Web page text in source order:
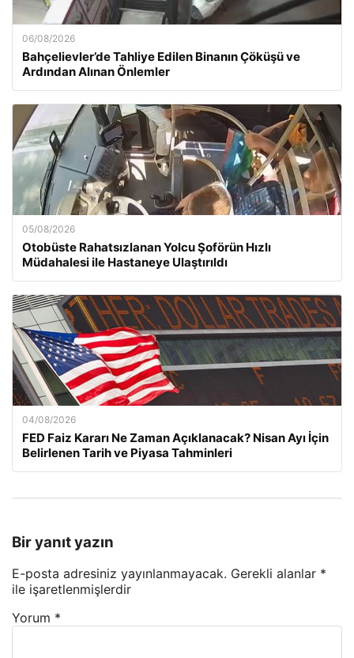
06/08/2026
Bahçelievler’de Tahliye Edilen Binanın Çöküşü ve
Ardından Alınan Önlemler
05/08/2026
Otobüste Rahatsızlanan Yolcu Şoförün Hızlı
Müdahalesi ile Hastaneye Ulaştırıldı
04/08/2026
FED Faiz Kararı Ne Zaman Açıklanacak? Nisan Ayı İçin
Belirlenen Tarih ve Piyasa Tahminleri
Bir yanıt yazın
E-posta adresiniz yayınlanmayacak. Gerekli alanlar *
ile işaretlenmişlerdir
Yorum *